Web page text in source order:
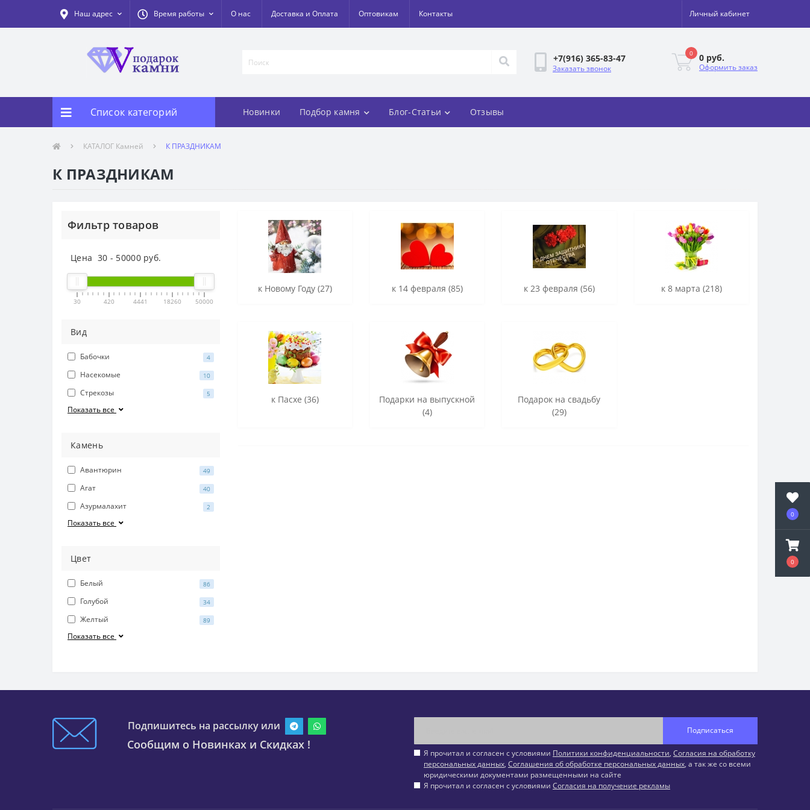
0
0
Наш адрес Время работы О нас Доставка и Оплата Оптовикам Контакты Личный кабинет
+7(916) 365-83-47
Заказать звонок
0 0 руб.
Оформить заказ
Список категорий Новинки Подбор камня Блог-Статьи Отзывы
КАТАЛОГ Камней К ПРАЗДНИКАМ
К ПРАЗДНИКАМ
Фильтр товаров
Цена 30 - 50000руб.
30 420 4441 18260 50000
Вид
Бабочки 4
Насекомые 10
Стрекозы 5
Показать все
Камень
Авантюрин 49
Агат 40
Азурмалахит 2
Показать все
Цвет
Белый 86
Голубой 34
Желтый 89
Показать все
к Новому Году (27) к 14 февраля (85) к 23 февраля (56) к 8 марта (218)
к Пасхе (36)
Подарки на выпускной
(4)
Подарок на свадьбу
(29)
Подпишитесь на рассылку или
Сообщим о Новинках и Скидках !
Подписаться
Я прочитал и согласен с условиями Политики конфиденциальности, Согласия на обработку
персональных данных, Соглашения об обработке персональных данных, а так же со всеми
юридическими документами размещенными на сайте
Я прочитал и согласен с условиями Согласия на получение рекламы